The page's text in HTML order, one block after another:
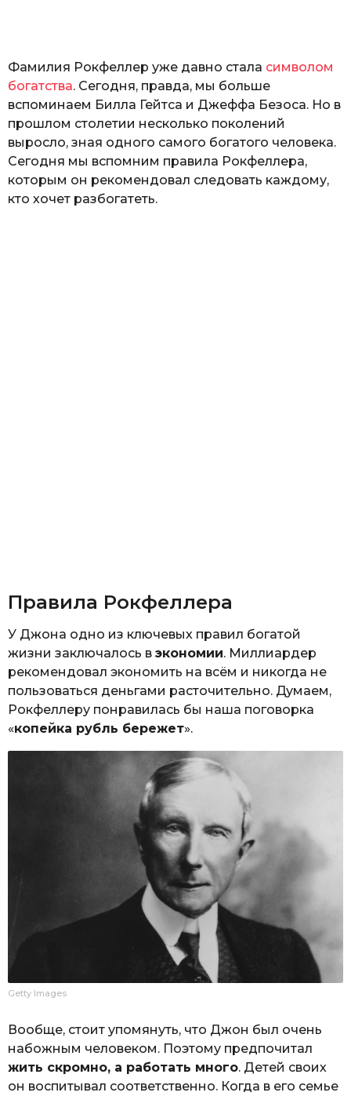
Фамилия Рокфеллер уже давно стала символом
богатства. Сегодня, правда, мы больше
вспоминаем Билла Гейтса и Джеффа Безоса. Но в
прошлом столетии несколько поколений
выросло, зная одного самого богатого человека.
Сегодня мы вспомним правила Рокфеллера,
которым он рекомендовал следовать каждому,
кто хочет разбогатеть.
Правила Рокфеллера
У Джона одно из ключевых правил богатой
жизни заключалось в экономии. Миллиардер
рекомендовал экономить на всём и никогда не
пользоваться деньгами расточительно. Думаем,
Рокфеллеру понравилась бы наша поговорка
«копейка рубль бережет».
Getty Images
Вообще, стоит упомянуть, что Джон был очень
набожным человеком. Поэтому предпочитал
жить скромно, а работать много. Детей своих
он воспитывал соответственно. Когда в его семье